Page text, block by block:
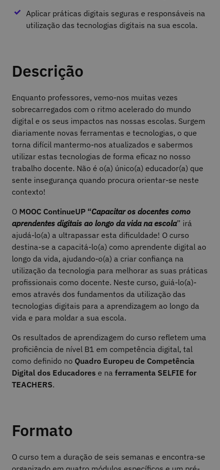
Aplicar práticas digitais seguras e responsáveis na
utilização das tecnologias digitais na sua escola.
Descrição
Enquanto professores, vemo-nos muitas vezes
sobrecarregados com o ritmo acelerado do mundo
digital e os seus impactos nas nossas escolas. Surgem
diariamente novas ferramentas e tecnologias, o que
torna difícil mantermo-nos atualizados e sabermos
utilizar estas tecnologias de forma eficaz no nosso
trabalho docente. Não é o(a) único(a) educador(a) que
sente insegurança quando procura orientar-se neste
contexto!
O MOOC ContinueUP “Capacitar os docentes como
aprendentes digitais ao longo da vida na escola” irá
ajudá-lo(a) a ultrapassar esta dificuldade! O curso
destina-se a capacitá-lo(a) como aprendente digital ao
longo da vida, ajudando-o(a) a criar confiança na
utilização da tecnologia para melhorar as suas práticas
profissionais como docente. Neste curso, guiá-lo(a)-
emos através dos fundamentos da utilização das
tecnologias digitais para a aprendizagem ao longo da
vida e para moldar a sua escola.
Os resultados de aprendizagem do curso refletem uma
proficiência de nível B1 em competência digital, tal
como definido no Quadro Europeu de Competência
Digital dos Educadores e na ferramenta SELFIE for
TEACHERS.
Formato
O curso tem a duração de seis semanas e encontra-se